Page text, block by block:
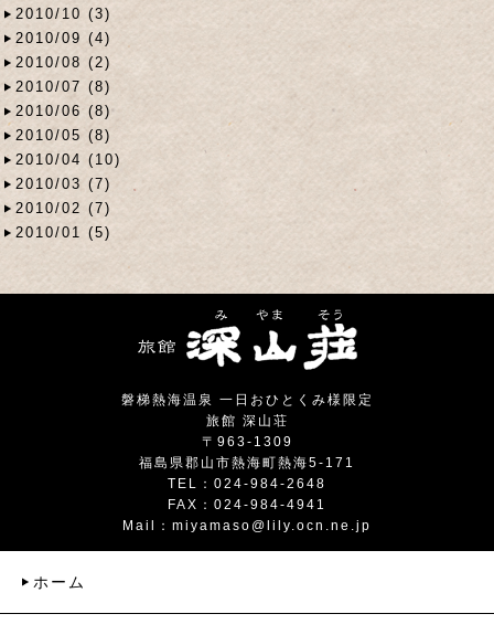
2010/10 (3)
2010/09 (4)
2010/08 (2)
2010/07 (8)
2010/06 (8)
2010/05 (8)
2010/04 (10)
2010/03 (7)
2010/02 (7)
2010/01 (5)
磐梯熱海温泉 一日おひとくみ様限定
旅館 深山荘
〒963-1309
福島県郡山市熱海町熱海5-171
TEL：024-984-2648
FAX：024-984-4941
Mail： miyamaso@lily.ocn.ne.jp
ホーム